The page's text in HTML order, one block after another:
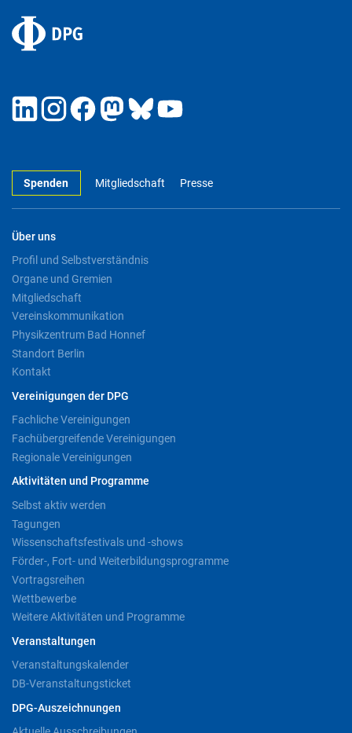
Spenden Mitgliedschaft Presse
Über uns
Profil und Selbstverständnis
Organe und Gremien
Mitgliedschaft
Vereinskommunikation
Physikzentrum Bad Honnef
Standort Berlin
Kontakt
Vereinigungen der DPG
Fachliche Vereinigungen
Fachübergreifende Vereinigungen
Regionale Vereinigungen
Aktivitäten und Programme
Selbst aktiv werden
Tagungen
Wissenschaftsfestivals und -shows
Förder-, Fort- und Weiterbildungsprogramme
Vortragsreihen
Wettbewerbe
Weitere Aktivitäten und Programme
Veranstaltungen
Veranstaltungskalender
DB-Veranstaltungsticket
DPG-Auszeichnungen